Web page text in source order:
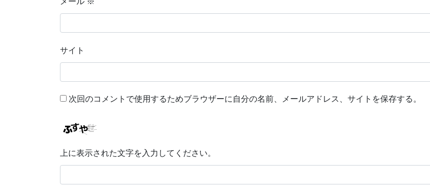
サイト
次回のコメントで使用するためブラウザーに自分の名前、メールアドレス、サイトを保存する。
上に表示された文字を入力してください。